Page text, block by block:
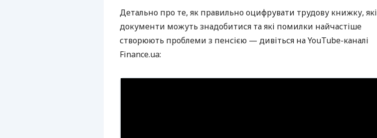
Детально про те, як правильно оцифрувати трудову книжку, які
документи можуть знадобитися та які помилки найчастіше
створюють проблеми з пенсією — дивіться на YouTube-каналі
Finance.ua: